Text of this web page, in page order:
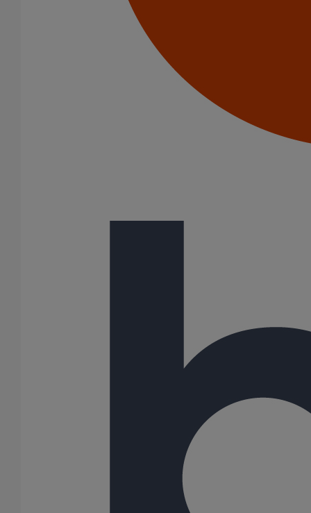
Amortisseur acoustique PAM' Acoustic
sur Amortisseur acoustique PAM' Acoustic
sur Collier de descente DN75